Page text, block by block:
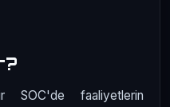
SOC'de faaliyetlerin